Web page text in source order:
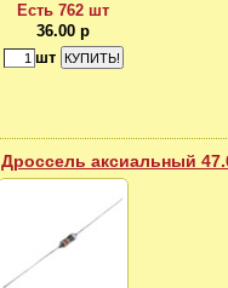
Есть 762 шт
36.00 р
шт
Дроссель аксиальный